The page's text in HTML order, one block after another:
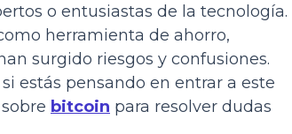
o entusiastas de la tecnología.
herramienta de ahorro,
surgido riesgos y confusiones.
estás pensando en entrar a este
bitcoin para resolver dudas